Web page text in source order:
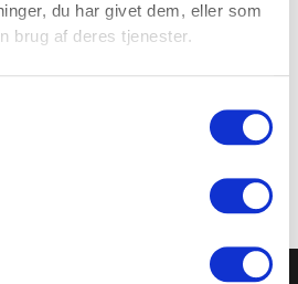
du har givet dem, eller som
brug af deres tjenester.
FT1045